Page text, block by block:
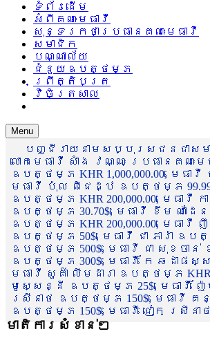
ទំព័រដើម
អំពីគណៈមេធាវី
សុន្ទរកថាប្រធានគណៈមេធាវី
សមាជិក
បណ្ណាល័យ
ជំនួយឧបត្ថម្ភ
ព្រឹត្តិបត្រ
វិចិត្រសាល
Menu
បញ្ជីរាយនាមសប្បុរសជនជាសមា
លោកមេធាវី សាំង វណ្ណៈ ប្រធានគណ
ឧបត្ថម្ភ KHR 1,000,000.00, ម
មេធាវី ប៉ុល ពិជេដ្ឋ ឧបត្ថម្ភ
ឧបត្ថម្ភ KHR 200,000.00, មេធាវី
ឧបត្ថម្ភ 30.70$, មេធាវី ខឹម ណាដ
ឧបត្ថម្ភ KHR 200,000.00, មេធ
ឧបត្ថម្ភ 50$, មេធាវី ជា ភារ៉ា ឧ
ឧបត្ថម្ភ 500$, មេធាវី ជា សុខចា
ឧបត្ថម្ភ 300$, មេធាវី កែ ឆដាផ
មេធាវី សួគ៌ា លឹមដារា ឧបត្ថម្ភ
មូសេ្សន្នី ឧបត្ថម្ភ 25$, មេធាវី ញ៉
ស្រីនាថ ឧបត្ថម្ភ 150$, មេធាវី គន្
ឧបត្ថម្ភ 150$, មេធាវី ជៀក ស្រីន
មាតិការសំខាន់ៗ